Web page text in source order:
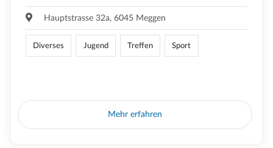
Hauptstrasse 32a, 6045 Meggen
Diverses Jugend Treffen Sport
Mehr erfahren